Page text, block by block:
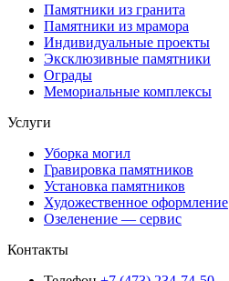
Памятники из гранита
Памятники из мрамора
Индивидуальные проекты
Эксклюзивные памятники
Ограды
Мемориальные комплексы
Услуги
Уборка могил
Гравировка памятников
Установка памятников
Художественное оформление
Озеленение — сервис
Контакты